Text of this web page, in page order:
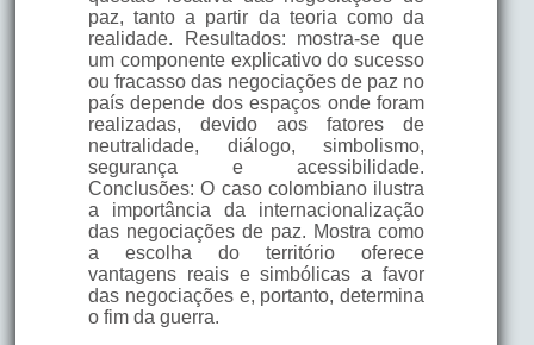
paz, tanto a partir da teoria como da
realidade. Resultados: mostra-se que
um componente explicativo do sucesso
ou fracasso das negociações de paz no
país depende dos espaços onde foram
realizadas, devido aos fatores de
neutralidade, diálogo, simbolismo,
segurança e acessibilidade.
Conclusões: O caso colombiano ilustra
a importância da internacionalização
das negociações de paz. Mostra como
a escolha do território oferece
vantagens reais e simbólicas a favor
das negociações e, portanto, determina
o fim da guerra.